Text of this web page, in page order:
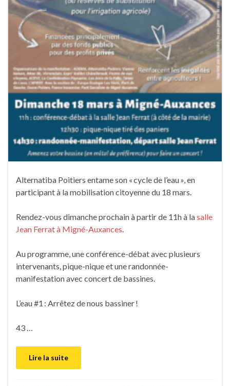
Alternatiba Poitiers entame son « cycle de l’eau », en
participant à la mobilisation citoyenne du 18 mars.
Rendez-vous dimanche prochain à partir de 11h à lasalle
Jean Ferrat à Migné-Auxances.
Au programme, une conférence-débat avec plusieurs
intervenants, pique-nique et une randonnée-
manifestation avec concert de bassines.
L’eau #1 : Arrêtez de nous bassiner !
43 …
Lire la suite